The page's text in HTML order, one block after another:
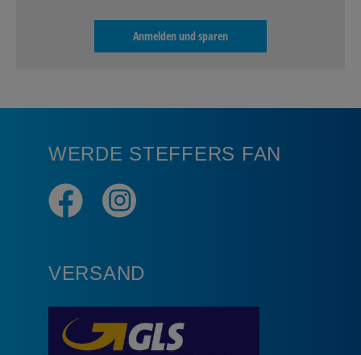
Anmelden und sparen
WERDE STEFFERS FAN
VERSAND